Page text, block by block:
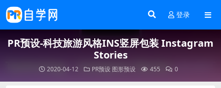
登录
PR预设-科技旅游风格INS竖屏包装 Instagram
Stories
2020-04-12 PR预设 图形预设 455 0